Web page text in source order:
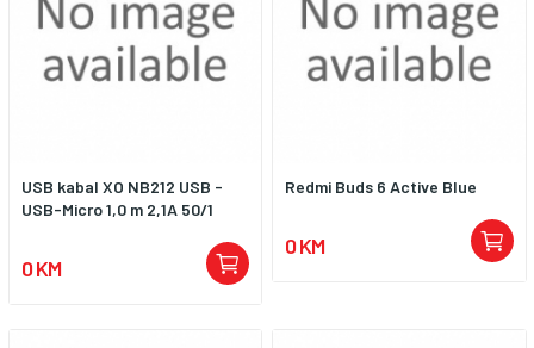
USB kabal XO NB212 USB -
USB-Micro 1,0 m 2,1A 50/1
0 KM
Redmi Buds 6 Active Blue
0 KM